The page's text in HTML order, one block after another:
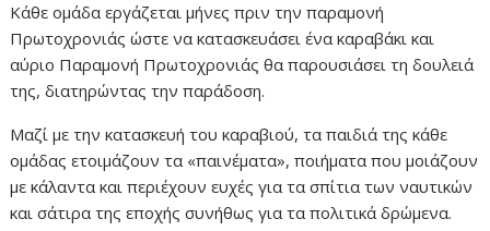
Κάθε ομάδα εργάζεται μήνες πριν την παραμονή
Πρωτοχρονιάς ώστε να κατασκευάσει ένα καραβάκι και
αύριο Παραμονή Πρωτοχρονιάς θα παρουσιάσει τη δουλειά
της, διατηρώντας την παράδοση.
Μαζί με την κατασκευή του καραβιού, τα παιδιά της κάθε
ομάδας ετοιμάζουν τα «παινέματα», ποιήματα που μοιάζουν
με κάλαντα και περιέχουν ευχές για τα σπίτια των ναυτικών
και σάτιρα της εποχής συνήθως για τα πολιτικά δρώμενα.